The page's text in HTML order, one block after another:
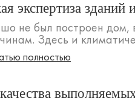
экспертиза зданий
не был построен дом,
Здесь и
полностью